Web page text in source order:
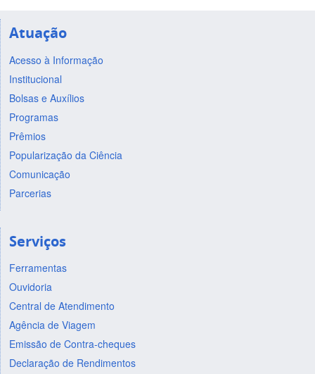
Atuação
Acesso à Informação
Institucional
Bolsas e Auxílios
Programas
Prêmios
Popularização da Ciência
Comunicação
Parcerias
Serviços
Ferramentas
Ouvidoria
Central de Atendimento
Agência de Viagem
Emissão de Contra-cheques
Declaração de Rendimentos